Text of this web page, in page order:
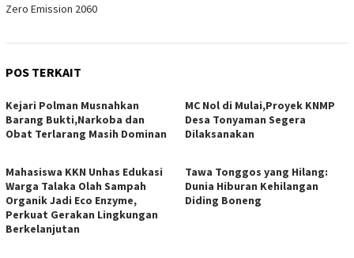
Zero Emission 2060
POS TERKAIT
Kejari Polman Musnahkan
Barang Bukti,Narkoba dan
Obat Terlarang Masih Dominan
MC Nol di Mulai,Proyek KNMP
Desa Tonyaman Segera
Dilaksanakan
Mahasiswa KKN Unhas Edukasi
Warga Talaka Olah Sampah
Organik Jadi Eco Enzyme,
Perkuat Gerakan Lingkungan
Berkelanjutan
Tawa Tonggos yang Hilang:
Dunia Hiburan Kehilangan
Diding Boneng